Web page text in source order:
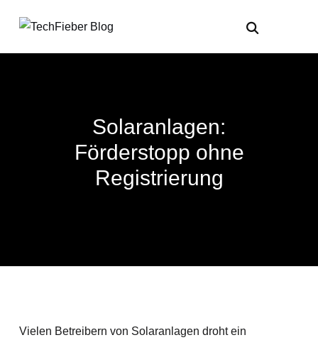
Solaranlagen:
Förderstopp ohne
Registrierung
Vielen Betreibern von Solaranlagen droht ein